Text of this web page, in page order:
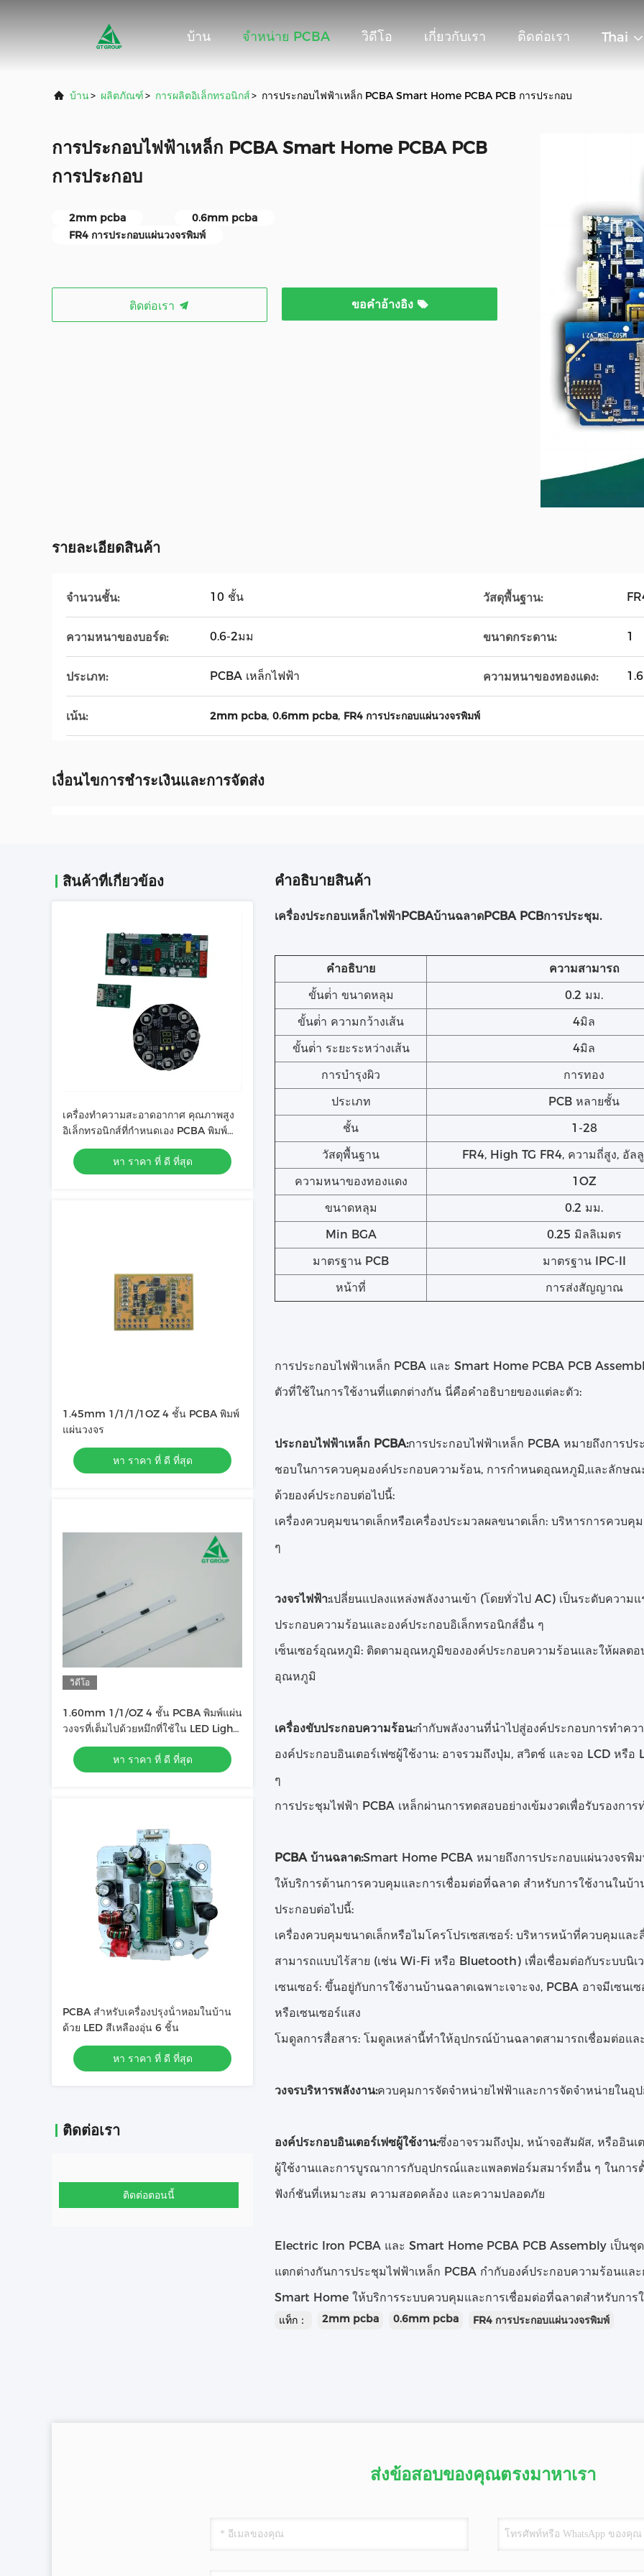
บ้าน จําหน่าย PCBA วิดีโอ เกี่ยวกับเรา ติดต่อเรา Thai
บ้าน> ผลิตภัณฑ์> การผลิตอิเล็กทรอนิกส์> การประกอบไฟฟ้าเหล็ก PCBA Smart Home PCBA PCB การประกอบ
การประกอบไฟฟ้าเหล็ก PCBA Smart Home PCBA PCB
การประกอบ
2mm pcba
0.6mm pcba
FR4 การประกอบแผ่นวงจรพิมพ์
ติดต่อเรา ขอคําอ้างอิง
รายละเอียดสินค้า
จำนวนชั้น: 10 ชั้น วัสดุพื้นฐาน:
ความหนาของบอร์ด: 0.6-2มม ขนาดกระดาน: 1
ประเภท: PCBA เหล็กไฟฟ้า ความหนาของทองแดง:
เน้น: 2mm pcba, 0.6mm pcba, FR4 การประกอบแผ่นวงจรพิมพ์
เงื่อนไขการชําระเงินและการจัดส่ง
สินค้าที่เกี่ยวข้อง
เครื่องทําความสะอาดอากาศ คุณภาพสูง
อิเล็กทรอนิกส์ที่กําหนดเอง PCBA พิมพ์
วงจรบอร์ดการประกอบ
หา ราคา ที่ ดี ที่สุด
1.45mm 1/1/1/1OZ 4 ชั้น PCBA พิมพ์
แผ่นวงจร
หา ราคา ที่ ดี ที่สุด
วิดีโอ
1.60mm 1/1/OZ 4 ชั้น PCBA พิมพ์แผ่น
วงจรที่เต็มไปด้วยหมึกที่ใช้ใน LED Light
หา ราคา ที่ ดี ที่สุด
PCBA สําหรับเครื่องปรุงน้ําหอมในบ้าน
ด้วย LED สีเหลืองอุ่น 6 ชิ้น
หา ราคา ที่ ดี ที่สุด
ติดต่อเรา
ติดต่อตอนนี้
คําอธิบายสินค้า
เครื่องประกอบเหล็กไฟฟ้าPCBAบ้านฉลาดPCBA PCBการประชุม.
คําอธิบาย
ความสามารถ
ขั้นต่ํา ขนาดหลุม
0.2 มม.
ขั้นต่ํา ความกว้างเส้น
4มิล
ขั้นต่ํา ระยะระหว่างเส้น
4มิล
การบํารุงผิว
การทอง
ประเภท
PCB หลายชั้น
ชั้น
1-28
วัสดุพื้นฐาน
FR4, High TG FR4, ความถี่สูง, อัล
ความหนาของทองแดง
1OZ
ขนาดหลุม
0.2 มม.
Min BGA
0.25 มิลลิเมตร
มาตรฐาน PCB
มาตรฐาน IPC-II
หน้าที่
การส่งสัญญาณ
การประกอบไฟฟ้าเหล็ก PCBA และ Smart Home PCBA PCB
ตัวที่ใช้ในการใช้งานที่แตกต่างกัน นี่คือคําอธิบายของแต่ละตัว:
ประกอบไฟฟ้าเหล็ก PCBA:การประกอบไฟฟ้าเหล็ก PCBA หมายถึงการป
ชอบในการควบคุมองค์ประกอบความร้อน, การกําหนดอุณหภูมิ,และลักษณ
ด้วยองค์ประกอบต่อไปนี้:
เครื่องควบคุมขนาดเล็กหรือเครื่องประมวลผลขนาดเล็ก: บริหารการคว
ๆ
วงจรไฟฟ้า:เปลี่ยนแปลงแหล่งพลังงานเข้า (โดยทั่วไป AC) เป็นระดับควา
ประกอบความร้อนและองค์ประกอบอิเล็กทรอนิกส์อื่น ๆ
เซ็นเซอร์อุณหภูมิ: ติดตามอุณหภูมิขององค์ประกอบความร้อนและให้ผลตอ
อุณหภูมิ
เครื่องขับประกอบความร้อน:กํากับพลังงานที่นําไปสู่องค์ประกอบการทําค
องค์ประกอบอินเตอร์เฟซผู้ใช้งาน: อาจรวมถึงปุ่ม, สวิตช์ และจอ LCD ห
ๆ
การประชุมไฟฟ้า PCBA เหล็กผ่านการทดสอบอย่างเข้มงวดเพื่อรับรองก
PCBA บ้านฉลาด:Smart Home PCBA หมายถึงการประกอบแผ่นวงจร
ให้บริการด้านการควบคุมและการเชื่อมต่อที่ฉลาด สําหรับการใช้งานในบ้
ประกอบต่อไปนี้:
เครื่องควบคุมขนาดเล็กหรือไมโครโปรเซสเซอร์: บริหารหน้าที่ควบคุมแ
สามารถแบบไร้สาย (เช่น Wi-Fi หรือ Bluetooth) เพื่อเชื่อมต่อกับระบบนิ
เซนเซอร์: ขึ้นอยู่กับการใช้งานบ้านฉลาดเฉพาะเจาะจง, PCBA อาจมีเซน
หรือเซนเซอร์แสง
โมดูลการสื่อสาร: โมดูลเหล่านี้ทําให้อุปกรณ์บ้านฉลาดสามารถเชื่อมต่อแ
วงจรบริหารพลังงาน:ควบคุมการจัดจําหน่ายไฟฟ้าและการจัดจําหน่ายในอุ
องค์ประกอบอินเตอร์เฟซผู้ใช้งาน:ซึ่งอาจรวมถึงปุ่ม, หน้าจอสัมผัส, หรืออิน
ผู้ใช้งานและการบูรณาการกับอุปกรณ์และแพลตฟอร์มสมาร์ทอื่น ๆ ในการ
ฟังก์ชันที่เหมาะสม ความสอดคล้อง และความปลอดภัย
Electric Iron PCBA และ Smart Home PCBA PCB Assembly เป็น
แตกต่างกันการประชุมไฟฟ้าเหล็ก PCBA กํากับองค์ประกอบความร้อนแ
Smart Home ให้บริการระบบควบคุมและการเชื่อมต่อที่ฉลาดสําหรับการ
แท็ก： 2mm pcba 0.6mm pcba FR4 การประกอบแผ่นวงจรพิมพ์
ส่งข้อสอบของคุณตรงมาหาเรา